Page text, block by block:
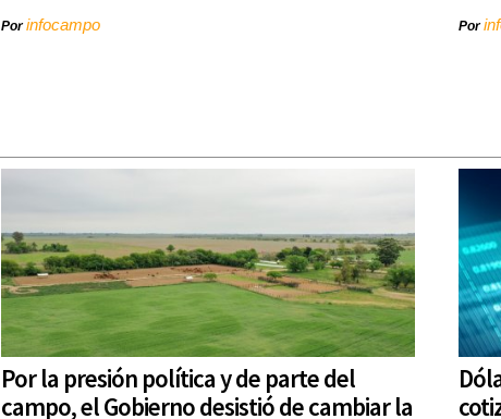
Porinfocampo Por
Por la presión política y de parte del
campo, el Gobierno desistió de cambiar la